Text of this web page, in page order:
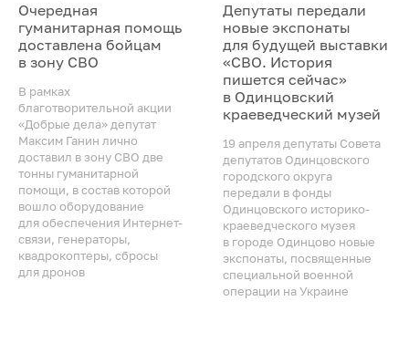
Очередная
гуманитарная помощь
доставлена бойцам
в зону СВО
В рамках
благотворительной акции
«Добрые дела» депутат
Максим Ганин лично
доставил в зону СВО две
тонны гуманитарной
помощи, в состав которой
вошло оборудование
для обеспечения Интернет-
связи, генераторы,
квадрокоптеры, сбросы
для дронов
Депутаты передали
новые экспонаты
для будущей выставки
«СВО. История
пишется сейчас»
в Одинцовский
краеведческий музей
19 апреля депутаты Совета
депутатов Одинцовского
городского округа
передали в фонды
Одинцовского историко-
краеведческого музея
в городе Одинцово новые
экспонаты, посвященные
специальной военной
операции на Украине